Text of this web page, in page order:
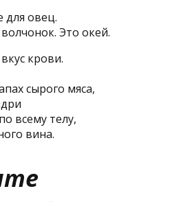
для овец.
Это окей.
крови.
сырого мяса,
всему телу,
вина.